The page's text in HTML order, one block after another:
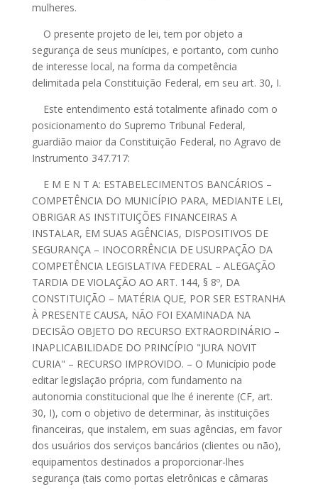
mulheres.
O presente projeto de lei, tem por objeto a
segurança de seus munícipes, e portanto, com cunho
de interesse local, na forma da competência
delimitada pela Constituição Federal, em seu art. 30, I.
Este entendimento está totalmente afinado com o
posicionamento do Supremo Tribunal Federal,
guardião maior da Constituição Federal, no Agravo de
Instrumento 347.717:
E M E N T A: ESTABELECIMENTOS BANCÁRIOS –
COMPETÊNCIA DO MUNICÍPIO PARA, MEDIANTE LEI,
OBRIGAR AS INSTITUIÇÕES FINANCEIRAS A
INSTALAR, EM SUAS AGÊNCIAS, DISPOSITIVOS DE
SEGURANÇA – INOCORRÊNCIA DE USURPAÇÃO DA
COMPETÊNCIA LEGISLATIVA FEDERAL – ALEGAÇÃO
TARDIA DE VIOLAÇÃO AO ART. 144, § 8º, DA
CONSTITUIÇÃO – MATÉRIA QUE, POR SER ESTRANHA
À PRESENTE CAUSA, NÃO FOI EXAMINADA NA
DECISÃO OBJETO DO RECURSO EXTRAORDINÁRIO –
INAPLICABILIDADE DO PRINCÍPIO "JURA NOVIT
CURIA" – RECURSO IMPROVIDO. – O Município pode
editar legislação própria, com fundamento na
autonomia constitucional que lhe é inerente (CF, art.
30, I), com o objetivo de determinar, às instituições
financeiras, que instalem, em suas agências, em favor
dos usuários dos serviços bancários (clientes ou não),
equipamentos destinados a proporcionar-lhes
segurança (tais como portas eletrônicas e câmaras